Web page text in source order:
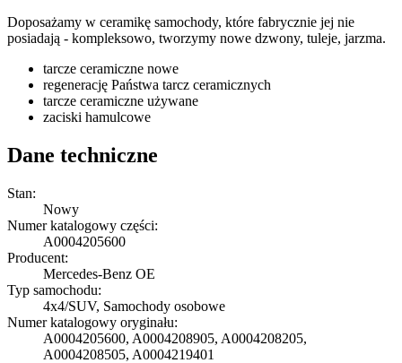
Doposażamy w ceramikę samochody, które fabrycznie jej nie
posiadają - kompleksowo, tworzymy nowe dzwony, tuleje, jarzma.
tarcze ceramiczne nowe
regenerację Państwa tarcz ceramicznych
tarcze ceramiczne używane
zaciski hamulcowe
Dane techniczne
Stan:
Nowy
Numer katalogowy części:
A0004205600
Producent:
Mercedes-Benz OE
Typ samochodu:
4x4/SUV, Samochody osobowe
Numer katalogowy oryginału:
A0004205600, A0004208905, A0004208205,
A0004208505, A0004219401